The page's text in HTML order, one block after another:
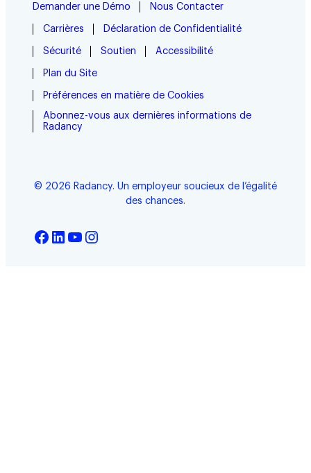
Demander une Démo Nous Contacter
Carrières Déclaration de Confidentialité
Sécurité Soutien Accessibilité
Plan du Site
Préférences en matière de Cookies
Abonnez-vous aux dernières informations de
Radancy
© 2026 Radancy. Un employeur soucieux de l’égalité
des chances.
Facebook
LinkedIn
YouTube
Instagram